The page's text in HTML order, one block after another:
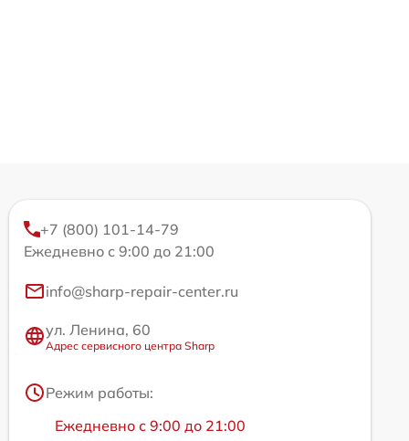
+7 (800) 101-14-79
Ежедневно с 9:00 до 21:00
info@sharp-repair-center.ru
ул. Ленина, 60
Адрес сервисного центра Sharp
Режим работы:
Ежедневно с 9:00 до 21:00